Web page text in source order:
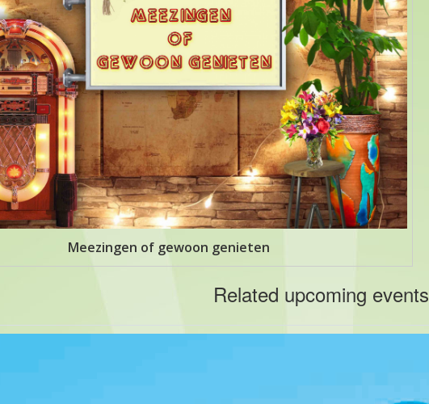
Meezingen of gewoon genieten
Related upcoming events